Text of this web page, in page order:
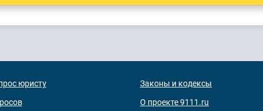
юристу
Законы и кодексы
О проекте 9111.ru